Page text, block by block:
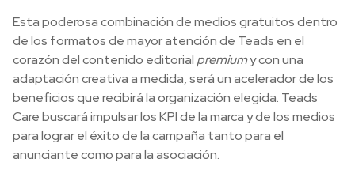
Esta poderosa combinación de medios gratuitos dentro
de los formatos de mayor atención de Teads en el
corazón del contenido editorial premiumy con una
adaptación creativa a medida, será un acelerador de los
beneficios que recibirá la organización elegida. Teads
Care buscará impulsar los KPI de la marca y de los medios
para lograr el éxito de la campaña tanto para el
anunciante como para la asociación.